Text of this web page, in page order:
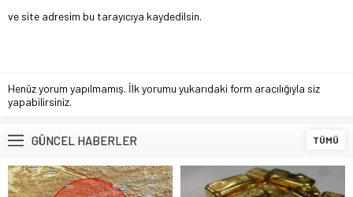
ve site adresim bu tarayıcıya kaydedilsin.
Henüz yorum yapılmamış. İlk yorumu yukarıdaki form aracılığıyla siz
yapabilirsiniz.
GÜNCEL HABERLER TÜMÜ